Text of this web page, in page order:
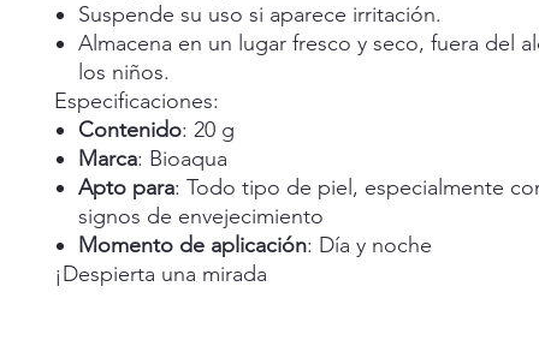
Suspende su uso si aparece irritación.
Almacena en un lugar fresco y seco, fuera del
los niños.
Especificaciones:
Contenido: 20 g
Marca: Bioaqua
Apto para: Todo tipo de piel, especialmente
signos de envejecimiento
Momento de aplicación: Día y noche
¡Despierta una mirada